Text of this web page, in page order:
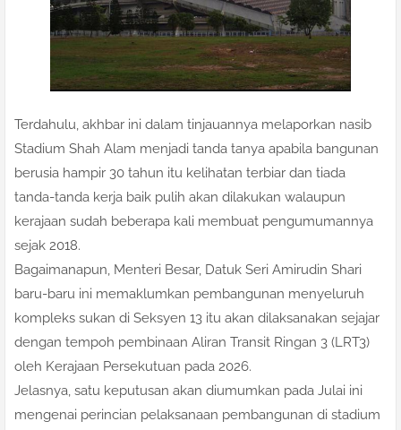
Terdahulu, akhbar ini dalam tinjauannya melaporkan nasib
Stadium Shah Alam menjadi tanda tanya apabila bangunan
berusia hampir 30 tahun itu kelihatan terbiar dan tiada
tanda-tanda kerja baik pulih akan dilakukan walaupun
kerajaan sudah beberapa kali membuat pengumumannya
sejak 2018.
Bagaimanapun, Menteri Besar, Datuk Seri Amirudin Shari
baru-baru ini memaklumkan pembangunan menyeluruh
kompleks sukan di Seksyen 13 itu akan dilaksanakan sejajar
dengan tempoh pembinaan Aliran Transit Ringan 3 (LRT3)
oleh Kerajaan Persekutuan pada 2026.
Jelasnya, satu keputusan akan diumumkan pada Julai ini
mengenai perincian pelaksanaan pembangunan di stadium